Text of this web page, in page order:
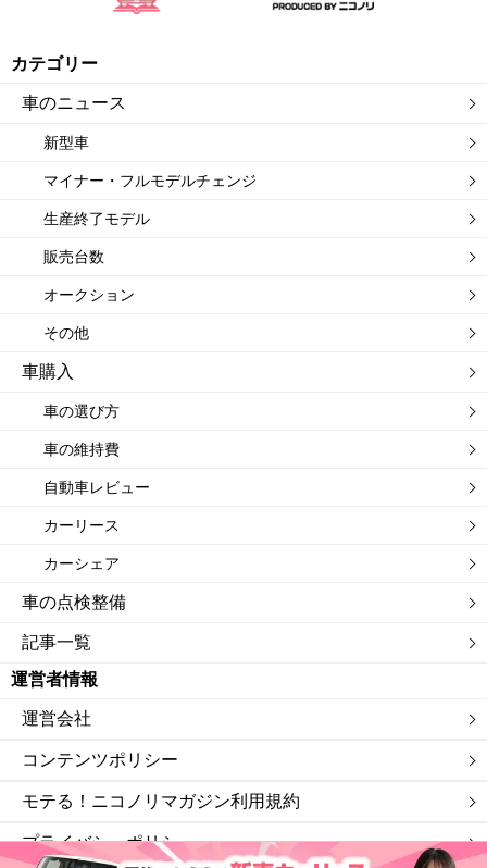
カテゴリー
車のニュース
新型車
マイナー・フルモデルチェンジ
生産終了モデル
販売台数
オークション
その他
車購入
車の選び方
車の維持費
自動車レビュー
カーリース
カーシェア
車の点検整備
記事一覧
運営者情報
運営会社
コンテンツポリシー
モテる！ニコノリマガジン利用規約
プライバシーポリシー